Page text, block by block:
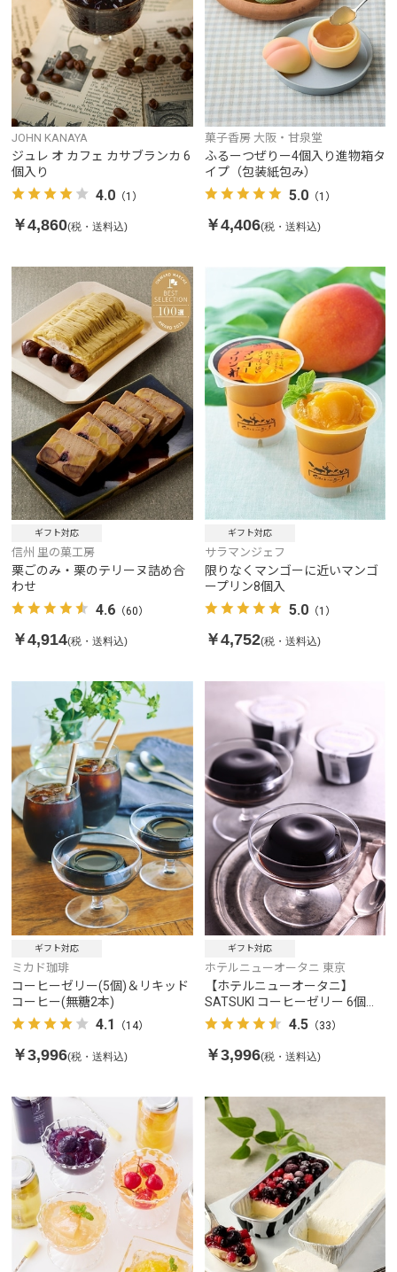
JOHN KANAYA
ジュレ オ カフェ カサブランカ 6
個入り
4.0 （1）
￥4,860(税・送料込)
菓子香房 大阪・甘泉堂
ふるーつぜりー4個入り進物箱タ
イプ（包装紙包み）
5.0（1）
￥4,406(税・送料込)
ギフト対応
信州 里の菓工房
栗ごのみ・栗のテリーヌ詰め合
わせ
4.6 （60）
￥4,914(税・送料込)
ギフト対応
サラマンジェフ
限りなくマンゴーに近いマンゴ
ープリン8個入
5.0（1）
￥4,752(税・送料込)
ギフト対応
ミカド珈琲
コーヒーゼリー(5個)＆リキッド
コーヒー(無糖2本)
4.1 （14）
￥3,996(税・送料込)
ギフト対応
ホテルニューオータニ 東京
【ホテルニューオータニ】
SATSUKI コーヒーゼリー 6個入
り
4.5（33）
￥3,996(税・送料込)